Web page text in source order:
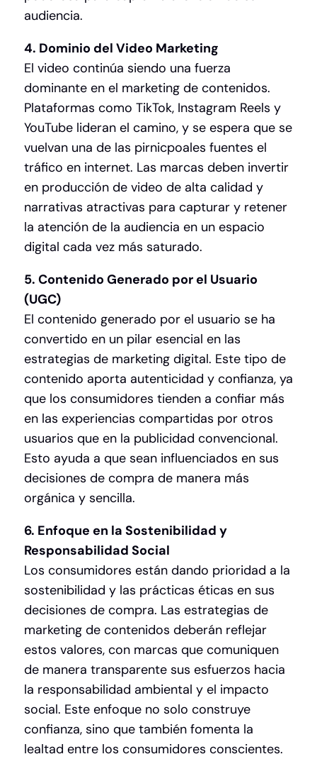
audiencia.
4. Dominio del Video Marketing
El video continúa siendo una fuerza
dominante en el marketing de contenidos.
Plataformas como TikTok, Instagram Reels y
YouTube lideran el camino, y se espera que se
vuelvan una de las pirnicpoales fuentes el
tráfico en internet. Las marcas deben invertir
en producción de video de alta calidad y
narrativas atractivas para capturar y retener
la atención de la audiencia en un espacio
digital cada vez más saturado.
5. Contenido Generado por el Usuario
(UGC)
El contenido generado por el usuario se ha
convertido en un pilar esencial en las
estrategias de marketing digital. Este tipo de
contenido aporta autenticidad y confianza, ya
que los consumidores tienden a confiar más
en las experiencias compartidas por otros
usuarios que en la publicidad convencional.
Esto ayuda a que sean influenciados en sus
decisiones de compra de manera más
orgánica y sencilla.
6. Enfoque en la Sostenibilidad y
Responsabilidad Social
Los consumidores están dando prioridad a la
sostenibilidad y las prácticas éticas en sus
decisiones de compra. Las estrategias de
marketing de contenidos deberán reflejar
estos valores, con marcas que comuniquen
de manera transparente sus esfuerzos hacia
la responsabilidad ambiental y el impacto
social. Este enfoque no solo construye
confianza, sino que también fomenta la
lealtad entre los consumidores conscientes.